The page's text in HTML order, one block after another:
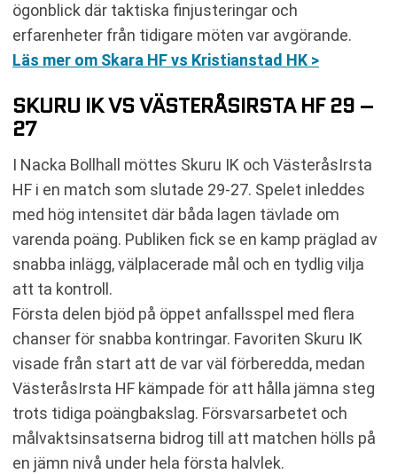
ögonblick där taktiska finjusteringar och
erfarenheter från tidigare möten var avgörande.
Läs mer om Skara HF vs Kristianstad HK >
SKURU IK VS VÄSTERÅSIRSTA HF 29 –
27
I Nacka Bollhall möttes Skuru IK och VästeråsIrsta
HF i en match som slutade 29-27. Spelet inleddes
med hög intensitet där båda lagen tävlade om
varenda poäng. Publiken fick se en kamp präglad av
snabba inlägg, välplacerade mål och en tydlig vilja
att ta kontroll.
Första delen bjöd på öppet anfallsspel med flera
chanser för snabba kontringar. Favoriten Skuru IK
visade från start att de var väl förberedda, medan
VästeråsIrsta HF kämpade för att hålla jämna steg
trots tidiga poängbakslag. Försvarsarbetet och
målvaktsinsatserna bidrog till att matchen hölls på
en jämn nivå under hela första halvlek.